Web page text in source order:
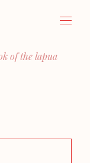
of the lapua